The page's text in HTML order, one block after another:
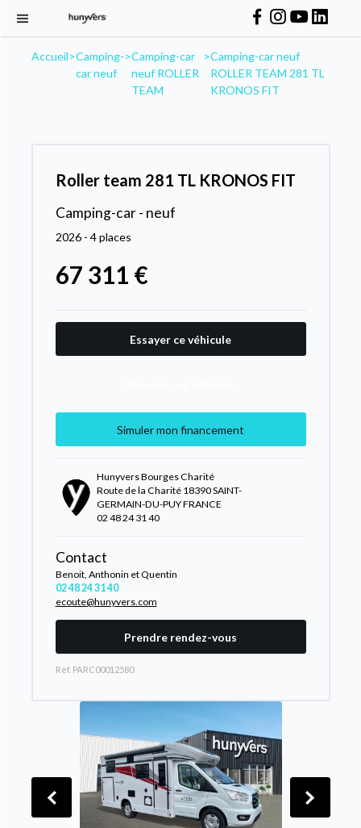
Accueil>Camping-
car neuf
>Camping-car
neuf ROLLER
TEAM
>Camping-car neuf
ROLLER TEAM 281 TL
KRONOS FIT
Roller team 281 TL KRONOS FIT
Camping-car - neuf
2026 - 4 places
67 311 €
Essayer ce véhicule
Simuler mon financement
Hunyvers Bourges Charité
Route de la Charité 18390 SAINT-
GERMAIN-DU-PUY FRANCE
02 48 24 31 40
Contact
Benoit, Anthonin et Quentin
02 48 24 31 40
ecoute@hunyvers.com
Prendre rendez-vous
Rèf. PARC00012580